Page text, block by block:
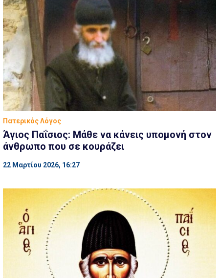
Πατερικός Λόγος
Άγιος Παΐσιος: Μάθε να κάνεις υπομονή στον
άνθρωπο που σε κουράζει
22 Μαρτίου 2026, 16:27